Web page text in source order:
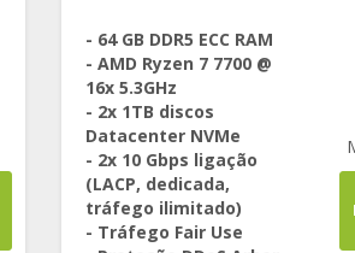
- 64 GB DDR5 ECC RAM
- AMD Ryzen 7 7700 @
16x 5.3GHz
- 2x 1TB discos
Datacenter NVMe
- 2x 10 Gbps ligação
(LACP, dedicada,
tráfego ilimitado)
- Tráfego Fair Use